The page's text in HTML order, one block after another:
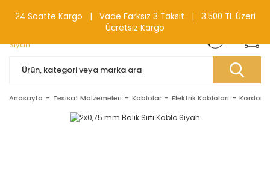
0(212) 240 87 88
Anasayfa Tesisat Malzemeleri Kablolar Elektrik Kabloları
24 Saatte Kargo | Vade Farksız 3 Taksit | 3.500 TL Üzeri
Ücretsiz Kargo